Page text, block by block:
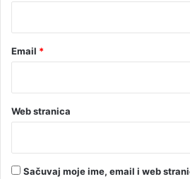
t
a
l
Email *
Web stranica
Sačuvaj moje ime, email i web